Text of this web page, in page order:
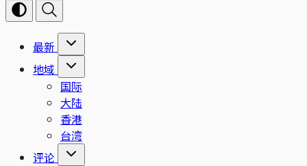
最新
地域
国际
大陆
香港
台湾
评论